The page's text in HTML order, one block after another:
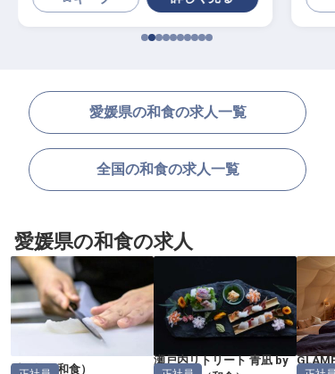
愛媛県の和食の求人一覧
全国の和食の求人一覧
愛媛県の和食の求人
千年松（和食）
瀬戸内リトリート 青凪 by